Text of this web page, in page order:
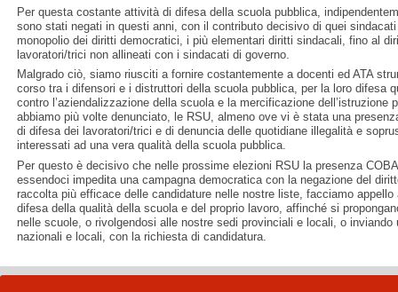
Per questa costante attività di difesa della scuola pubblica,
sono stati negati in questi anni, con il contributo decisivo di quei
monopolio dei diritti democratici, i più elementari diritti sindacali, fino al
lavoratori/trici non allineati con i sindacati di governo.
Malgrado ciò, siamo riusciti a fornire costantemente a docenti ed ATA
corso tra i difensori e i distruttori della scuola pubblica, per la loro difesa
contro l’aziendalizzazione della scuola e la mercificazione
abbiamo più volte denunciato, le RSU, almeno ove vi è stata una
di difesa dei lavoratori/trici e di denuncia delle quotidiane illegalità e
interessati ad una vera qualità della scuola pubblica.
Per questo è decisivo che nelle prossime elezioni RSU la presenza
essendoci impedita una campagna democratica con la negazione del
raccolta più efficace delle candidature nelle nostre liste, facciamo
difesa della qualità della scuola e del proprio lavoro, affinché si
nelle scuole, o rivolgendosi alle nostre sedi provinciali e locali, o
nazionali e locali, con la richiesta di candidatura.